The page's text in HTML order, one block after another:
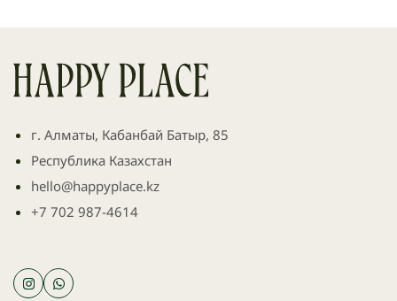
г. Алматы, Кабанбай Батыр, 85
Республика Казахстан
hello@happyplace.kz
+7 702 987-4614